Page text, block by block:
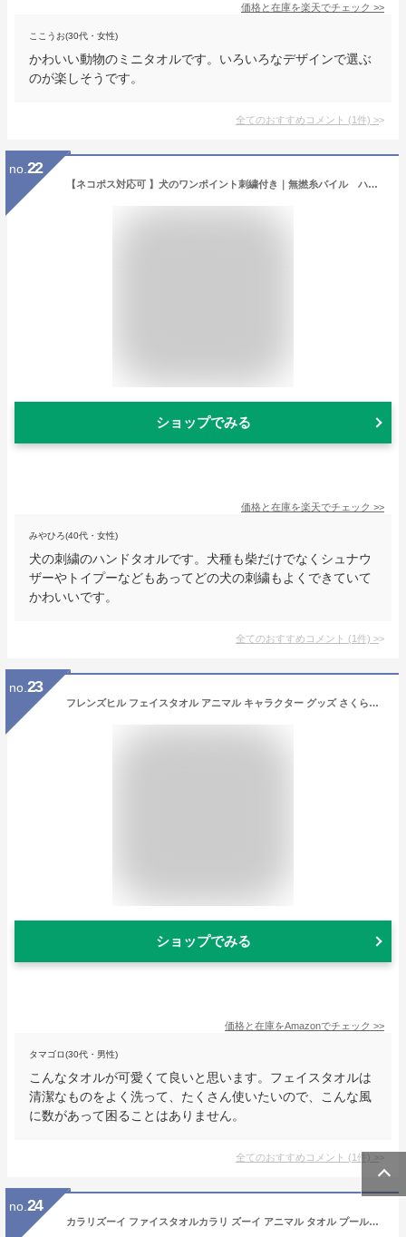
価格と在庫を楽天でチェック >>
ここうお(30代・女性)
かわいい動物のミニタオルです。いろいろなデザインで選ぶ
のが楽しそうです。
全てのおすすめコメント (1件) >
no. 22
【ネコポス対応可 】犬のワンポイント刺繍付き｜無撚糸パイル ハンドタオル 柴犬【かわいい タオルハンカチ 白 ふわふわ ミニタオル 吸水性抜群 ギフト 】[M便 1/5]【ラッピング無料対応可】
ショップでみる
価格と在庫を楽天でチェック >>
みやひろ(40代・女性)
犬の刺繍のハンドタオルです。犬種も柴だけでなくシュナウ
ザーやトイプーなどもあってどの犬の刺繍もよくできていて
かわいいです。
全てのおすすめコメント (1件) >
no. 23
フレンズヒル フェイスタオル アニマル キャラクター グッズ さくらとぶんた 柴田さん ターチャン (さくらとぶんた)
ショップでみる
価格と在庫をAmazonでチェック >>
タマゴロ(30代・男性)
こんなタオルが可愛くて良いと思います。フェイスタオルは
清潔なものをよく洗って、たくさん使いたいので、こんな風
に数があって困ることはありません。
全てのおすすめコメント (1件) >
no. 24
カラリズーイ ファイスタオルカラリ ズーイ アニマル タオル プールタオル 洗面 手洗い 湯上り 吸水 速乾 マイクロファイバー もこもこ 可愛い ギフト プレゼント